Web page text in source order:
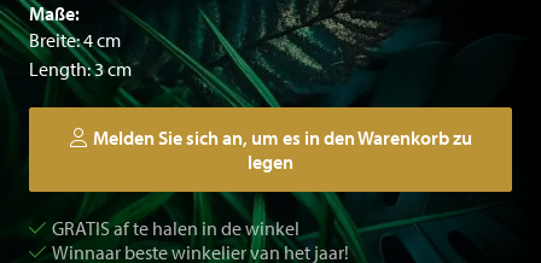
Maße:
Breite: 4 cm
Length: 3 cm
Melden Sie sich an, um es in den Warenkorb zu
legen
GRATIS af te halen in de winkel
Winnaar beste winkelier van het jaar!